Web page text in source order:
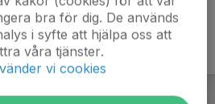
bra för dig. De används
i syfte att hjälpa oss att
våra tjänster.
vi cookies